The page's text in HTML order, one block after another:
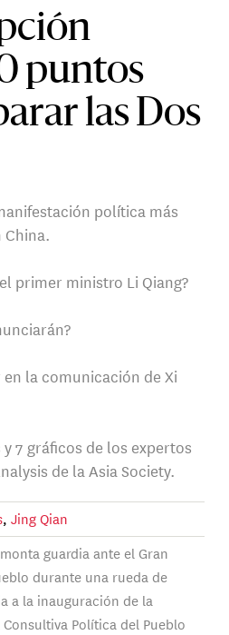
puntos
las Dos
política más
primer ministro Li Qiang?
la comunicación de Xi
7 gráficos de los expertos
de la Asia Society.
, Jing Qian
guardia ante el Gran
durante una rueda de
a la inauguración de la
Política del Pueblo